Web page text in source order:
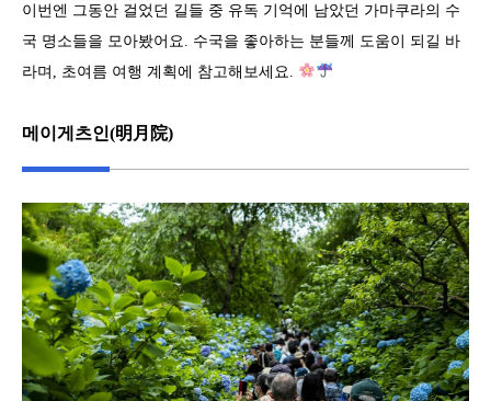
이번엔 그동안 걸었던 길들 중 유독 기억에 남았던 가마쿠라의 수
국 명소들을 모아봤어요. 수국을 좋아하는 분들께 도움이 되길 바
라며, 초여름 여행 계획에 참고해보세요.
메이게츠인(明月院)